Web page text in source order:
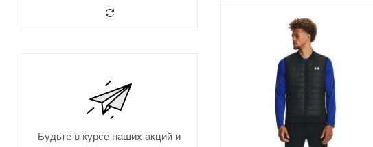
Будьте в курсе наших акций и